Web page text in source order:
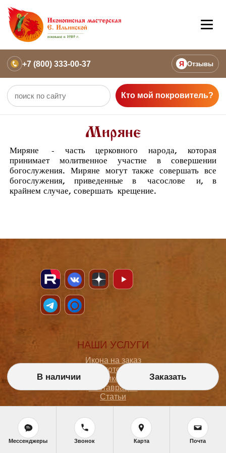
+7 (800) 333-00-37 Я Отзывы
Кто мой покровитель?
Миряне
Миряне - часть церковного народа, которая
принимает молитвенное участие в совершении
богослужения. Миряне могут также совершать все
богослужения, приведенные вчасослове и, в
крайнем случае, совершать крещение.
НАШИ УСЛУГИ
Икона на заказ
Магазин готовых икон
Школа иконописи
Реставрация
Статьи
ПОКУПАТЕЛЮ
О мастерской
В наличии Заказать
Мессенджеры Звонок Карта Почта